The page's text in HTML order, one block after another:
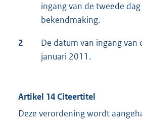
ingang van de tweede
bekendmaking.
2
De datum van ingang van
januari 2011.
Artikel 14 Citeertitel
Deze verordening wordt